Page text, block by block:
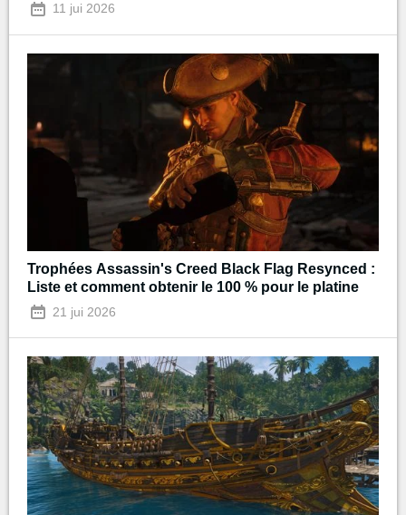
11 jui 2026
Trophées Assassin's Creed Black Flag Resynced :
Liste et comment obtenir le 100 % pour le platine
21 jui 2026